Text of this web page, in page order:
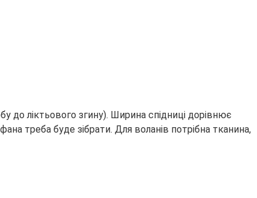
до ліктьового згину). Ширина спідниці дорівнює
треба буде зібрати. Для воланів потрібна тканина,